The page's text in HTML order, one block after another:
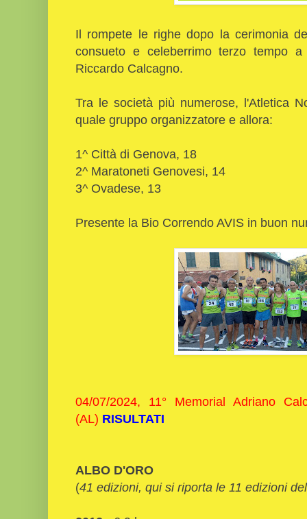
Il rompete le righe dopo la cerimonia
consueto e celeberrimo terzo tempo
Riccardo Calcagno.
Tra le società più numerose, l'Atletica
quale gruppo organizzatore e allora:
1^ Città di Genova, 18
2^ Maratoneti Genovesi, 14
3^ Ovadese, 13
Presente la Bio Correndo AVIS in buon
04/07/2024, 11° Memorial Adriano
(AL) RISULTATI
ALBO D'ORO
(41 edizioni, qui si riporta le 11 edizioni